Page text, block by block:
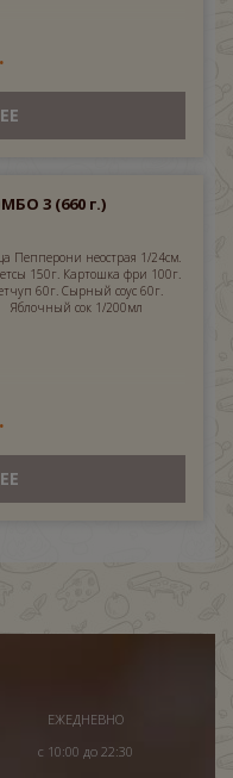
3 (660 г.)
Пепперони неострая 1/24см.
150г. Картошка фри 100г.
60г. Сырный соус 60г.
Яблочный сок 1/200мл
ЕЖЕДНЕВНО
с 10:00 до 22:30